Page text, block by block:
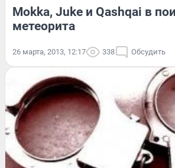
Mokka, Juke и Qashqai в
метеорита
26 марта, 2013, 12:17 338 Обсудить